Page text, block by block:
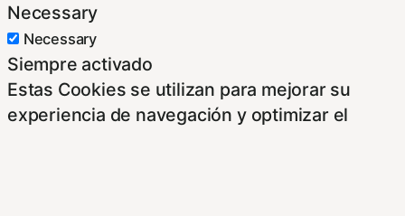
Necessary
Necessary
Siempre activado
Estas Cookies se utilizan para mejorar su
experiencia de navegación y optimizar el